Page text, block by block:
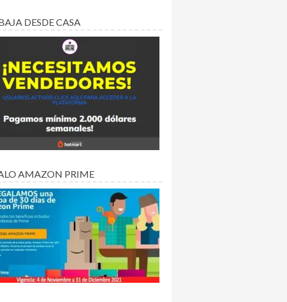
DESDE CASA
AMAZON PRIME